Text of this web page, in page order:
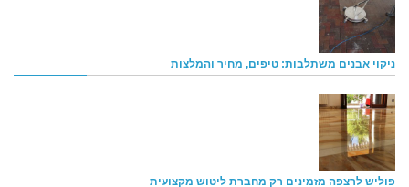
ניקוי אבנים משתלבות: טיפים, מחיר והמלצות
פוליש לרצפה מזמינים רק מחברת ליטוש מקצועית